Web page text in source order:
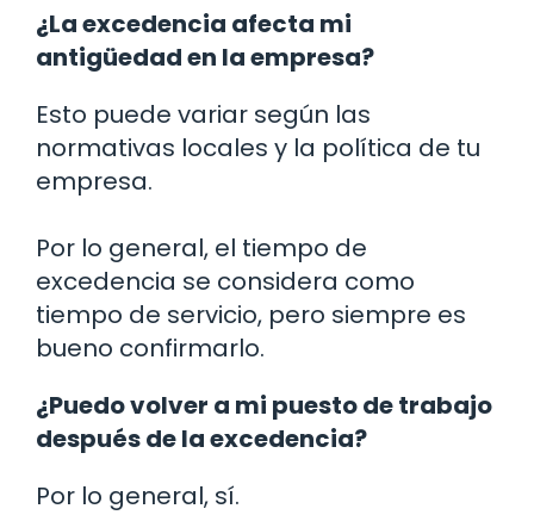
¿La excedencia afecta mi
antigüedad en la empresa?
Esto puede variar según las
normativas locales y la política de tu
empresa.
Por lo general, el tiempo de
excedencia se considera como
tiempo de servicio, pero siempre es
bueno confirmarlo.
¿Puedo volver a mi puesto de trabajo
después de la excedencia?
Por lo general, sí.